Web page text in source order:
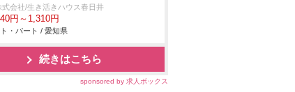
式会社/生き活きハウス春日井
円～1,310円
・パート / 愛知県
続きはこちら
sponsored by 求人ボックス